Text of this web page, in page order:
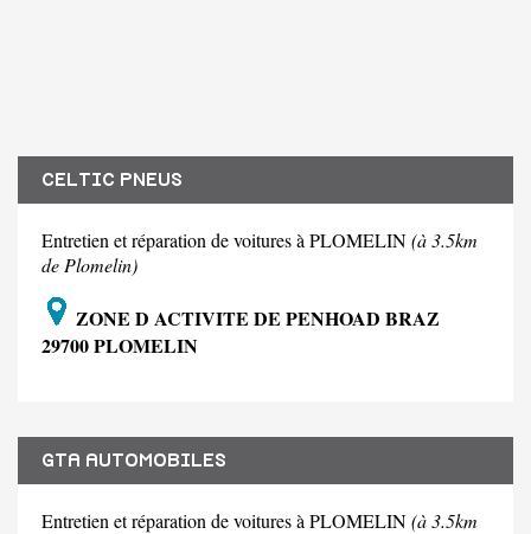
CELTIC PNEUS
Entretien et réparation de voitures à PLOMELIN(à 3.5km
de Plomelin)
ZONE D ACTIVITE DE PENHOAD BRAZ
29700 PLOMELIN
GTA AUTOMOBILES
Entretien et réparation de voitures à PLOMELIN(à 3.5km